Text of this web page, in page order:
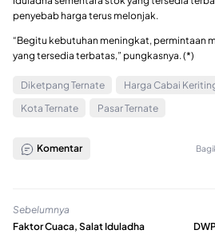
penyebab harga terus melonjak.
“Begitu kebutuhan meningkat, permintaan
yang tersedia terbatas,” pungkasnya. (*)
Diketpang Ternate Harga Cabai
Kota Ternate
Pasar Ternate
Komentar
Sebelumnya
Faktor Cuaca, Salat Iduladha